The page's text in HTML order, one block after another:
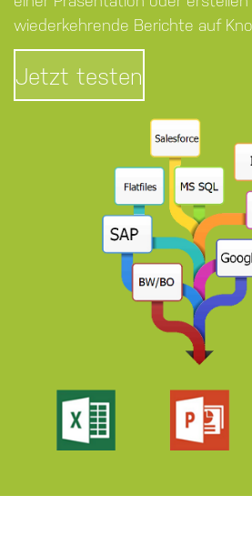
wiederkehrende Berichte auf
Jetzt testen